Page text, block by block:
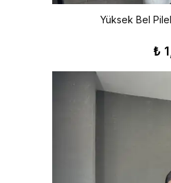
Yüksek Bel
₺